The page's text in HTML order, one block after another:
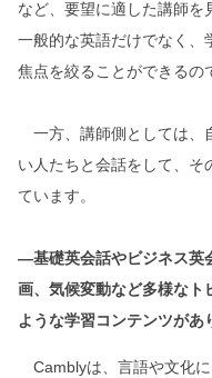
など、要望に適した講師を
一般的な英語だけでなく、
焦点を絞ることができるの
一方、講師側としては、
い人たちと会話をして、そ
ています。
―基礎英会話やビジネス英
画、気候変動など多様なト
ような学習コンテンツがあ
Camblyは、言語や文化